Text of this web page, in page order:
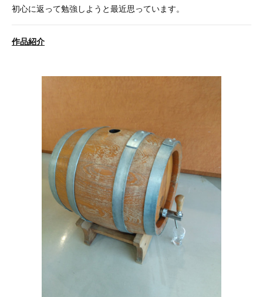
初心に返って勉強しようと最近思っています。
作品紹介